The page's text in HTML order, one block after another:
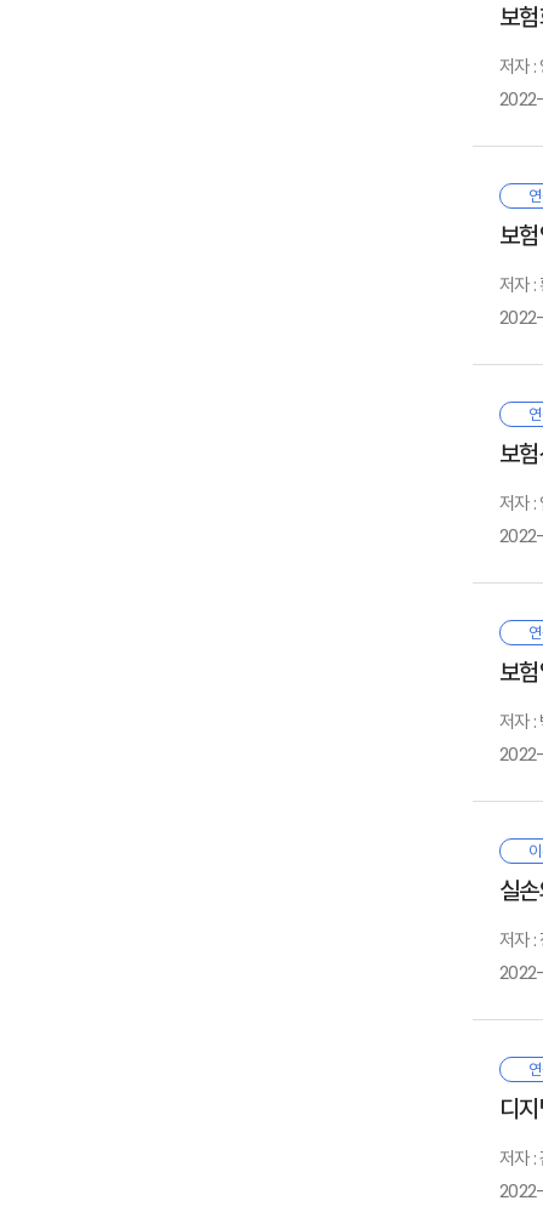
·
·
보
저자 :
보
저자 :
보
저자 :
보
저자 :
실
저자 :
디
저자 :